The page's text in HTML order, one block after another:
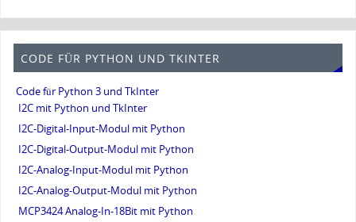
CODE FÜR PYTHON UND TKINTER
Code für Python 3 und TkInter
I2C mit Python und TkInter
I2C-Digital-Input-Modul mit Python
I2C-Digital-Output-Modul mit Python
I2C-Analog-Input-Modul mit Python
I2C-Analog-Output-Modul mit Python
MCP3424 Analog-In-18Bit mit Python